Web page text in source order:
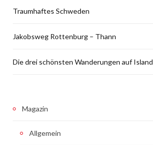
Traumhaftes Schweden
Jakobsweg Rottenburg – Thann
Die drei schönsten Wanderungen auf Island
Magazin
Allgemein